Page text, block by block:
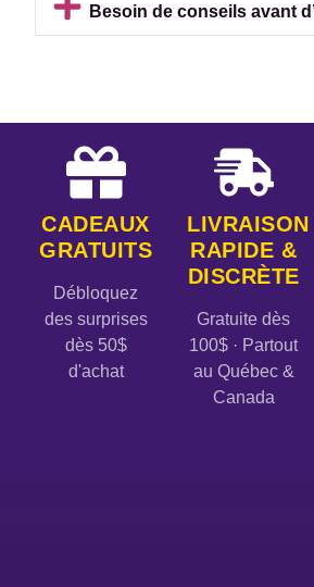
Besoin de conseils avant
CADEAUX
GRATUITS
Débloquez
des surprises
dès 50$
d'achat
LIVRAISON
RAPIDE &
DISCRÈTE
Gratuite dès
100$ · Partout
au Québec &
Canada